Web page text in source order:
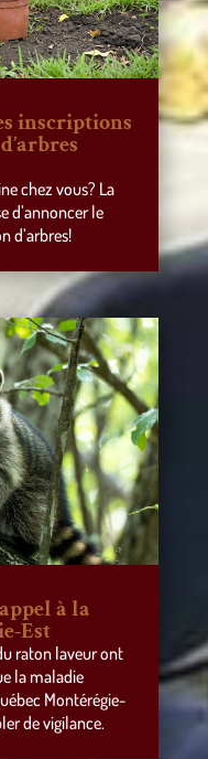
inscriptions
chez vous? La
d’annoncer le
d’arbres!
à la
Est
raton laveur ont
la maladie
Montérégie-
de vigilance.